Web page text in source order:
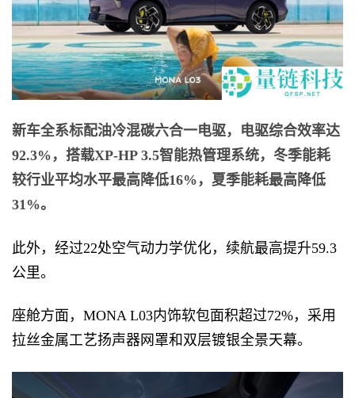
新车全系标配油冷混碳六合一电驱，电驱综合效率达
92.3%，搭载XP-HP 3.5智能热管理系统，冬季能耗
较行业平均水平最高降低16%，夏季能耗最高降低
31%。
此外，经过22处空气动力学优化，续航最高提升59.3
公里。
座舱方面，MONA L03内饰软包面积超过72%，采用
拉丝金属工艺扬声器网罩和双层镀银全景天幕。